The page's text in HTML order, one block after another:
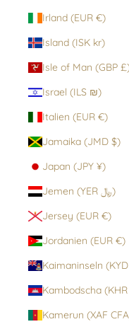
Irland (EUR €)
Island (ISK kr)
Isle of Man
Israel (ILS ₪)
Italien (EUR €)
Jamaika (JMD $)
Japan (JPY ¥)
Jemen (YER ﷼)
Jersey (EUR €)
Jordanien (EUR €)
Kamerun (XAF